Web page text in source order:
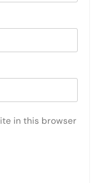
in this browser